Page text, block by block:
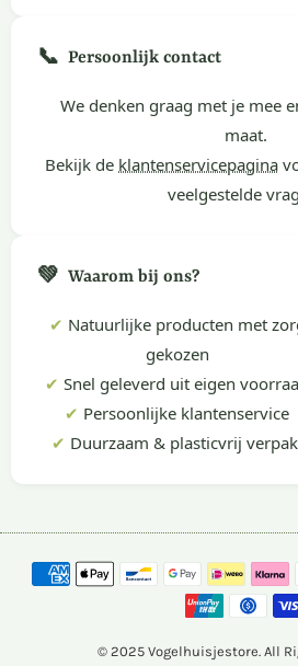
📞 Persoonlijk contact
We denken graag met je mee
maat.
Bekijk de klantenservicepagina
veelgestelde
💚 Waarom bij ons?
✔ Natuurlijke producten met
gekozen
✔ Snel geleverd uit eigen
✔ Persoonlijke klantenservice
✔ Duurzaam & plasticvrij
© 2025 Vogelhuisjestore. All